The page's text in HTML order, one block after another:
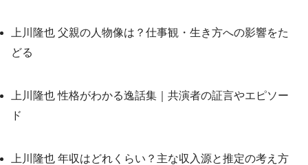
上川隆也 父親の人物像は？仕事観・生き方への影響をた
どる
上川隆也 性格がわかる逸話集｜共演者の証言やエピソー
ド
上川隆也 年収はどれくらい？主な収入源と推定の考え方